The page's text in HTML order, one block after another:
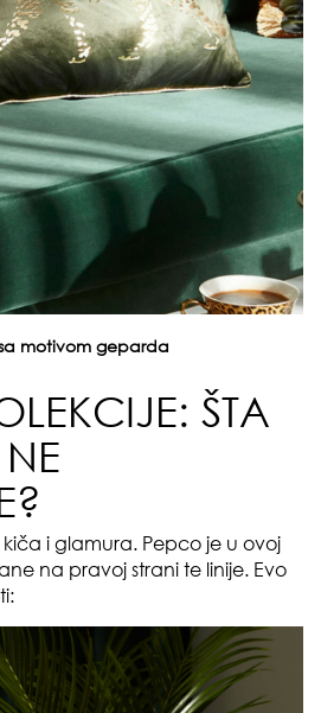
motivom geparda
ŠTA
i glamura. Pepco je u ovoj
na pravoj strani te linije. Evo